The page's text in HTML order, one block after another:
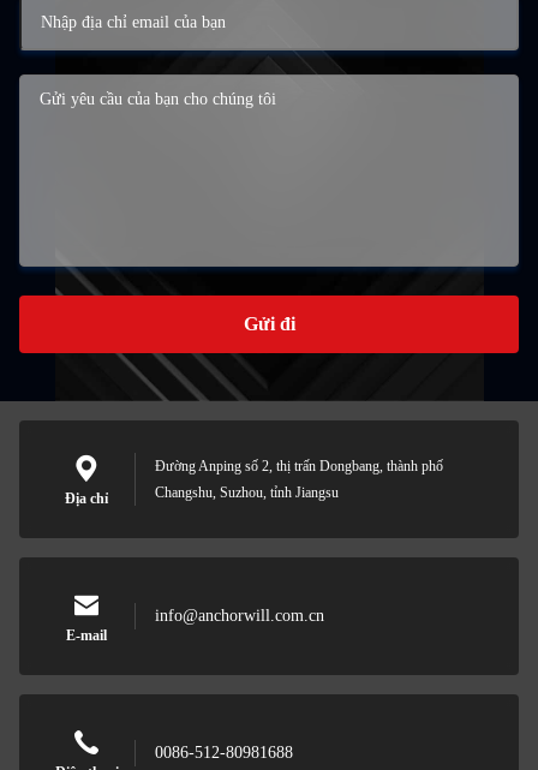
Gửi đi
Địa chỉ
Đường Anping số 2, thị trấn Dongbang, thành phố
Changshu, Suzhou, tỉnh Jiangsu
E-mail
info@anchorwill.com.cn
0086-512-80981688